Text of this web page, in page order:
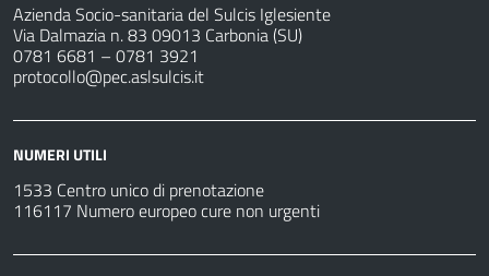
Azienda Socio-sanitaria del Sulcis Iglesiente
Via Dalmazia n. 83 09013 Carbonia (SU)
0781 6681 – 0781 3921
protocollo@pec.aslsulcis.it
NUMERI UTILI
1533 Centro unico di prenotazione
116117 Numero europeo cure non urgenti